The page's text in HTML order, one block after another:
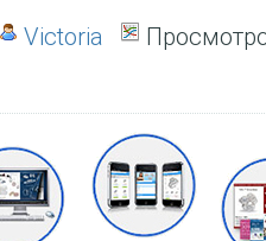
Victoria